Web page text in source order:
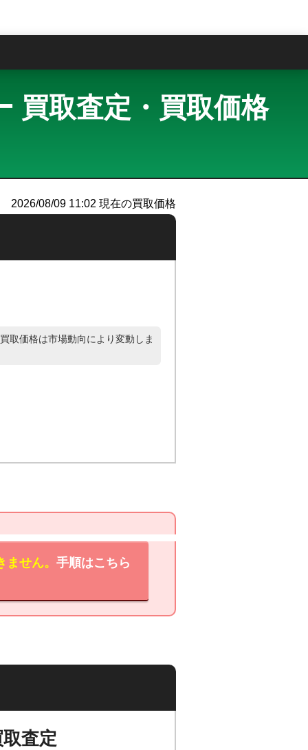
買取査定・買取価格
2026/08/09 11:02 現在の買取価格
取価格は市場動向により変動しま
せん。 手順はこちら
査定